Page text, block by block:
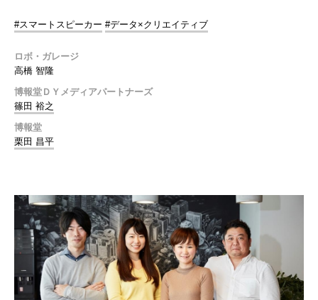
#スマートスピーカー #データ×クリエイティブ
ロボ・ガレージ
高橋 智隆
博報堂ＤＹメディアパートナーズ
篠田 裕之
博報堂
栗田 昌平